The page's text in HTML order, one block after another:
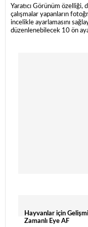
Yaratıcı Görünüm özelliği,
çalışmalar yapanların
incelikle ayarlamasını
düzenlenebilecek 10 ön
Hayvanlar için
Zamanlı Eye AF